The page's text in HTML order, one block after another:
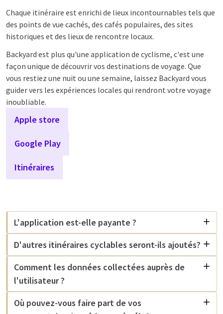
Chaque itinéraire est enrichi de lieux incontournables tels que
des points de vue cachés, des cafés populaires, des sites
historiques et des lieux de rencontre locaux.
Backyard est plus qu'une application de cyclisme, c'est une
façon unique de découvrir vos destinations de voyage. Que
vous restiez une nuit ou une semaine, laissez Backyard vous
guider vers les expériences locales qui rendront votre voyage
inoubliable.
Apple store
Google Play
Itinéraires
L'application est-elle payante ?
D'autres itinéraires cyclables seront-ils ajoutés?
Comment les données collectées auprès de
l'utilisateur ?
Où pouvez-vous faire part de vos